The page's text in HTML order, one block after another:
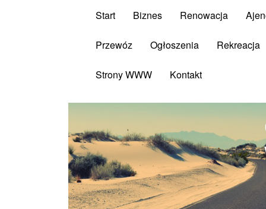
Start Biznes Renowacja
Przewóz Ogłoszenia Rekreacja
Strony WWW Kontakt